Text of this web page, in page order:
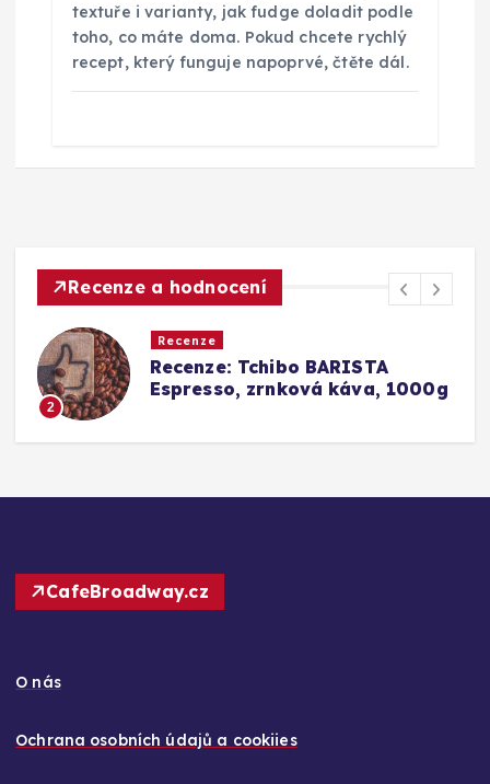
textuře i varianty, jak fudge doladit podle
toho, co máte doma. Pokud chcete rychlý
recept, který funguje napoprvé, čtěte dál.
Recenze a hodnocení
3
Recenze
Srovnání a recenze: Tchibo
Barista Caffè Crema vs.
CafeBroadway.cz
O nás
Ochrana osobních údajů a cookiies